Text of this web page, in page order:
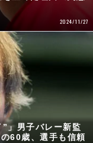
2024/11/27
」男子バレー新監
60歳、選手も信頼